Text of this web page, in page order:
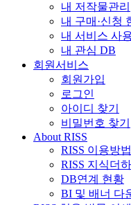
내 저작물관리
내 구매·신청
내 서비스 사
내 관심 DB
회원서비스
회원가입
로그인
아이디 찾기
비밀번호 찾기
About RISS
RISS 이용방법
RISS 지식더하
DB연계 현황
BI 및 배너 다